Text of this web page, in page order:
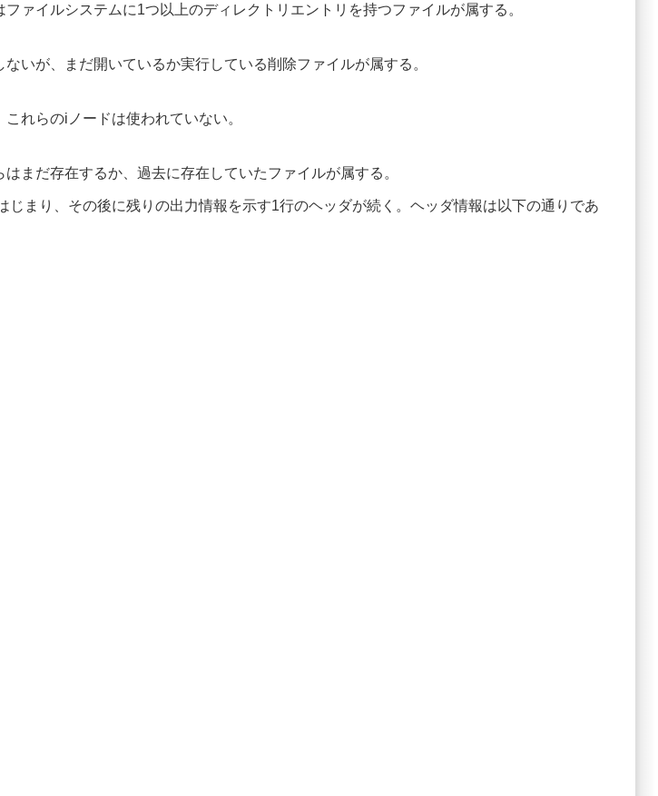
ァイルシステムに1つ以上のディレクトリエントリを持つファイルが属する。
いが、まだ開いているか実行している削除ファイルが属する。
れらのiノードは使われていない。
まだ存在するか、過去に存在していたファイルが属する。
まり、その後に残りの出力情報を示す1行のヘッダが続く。ヘッダ情報は以下の通りであ